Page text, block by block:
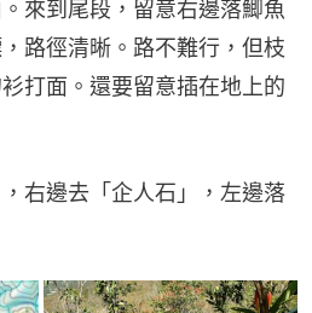
來到尾段，留意右邊落鯽魚
路徑清晰。路不難行，但枝
打面。還要留意插在地上的
右邊去「企人石」，左邊落